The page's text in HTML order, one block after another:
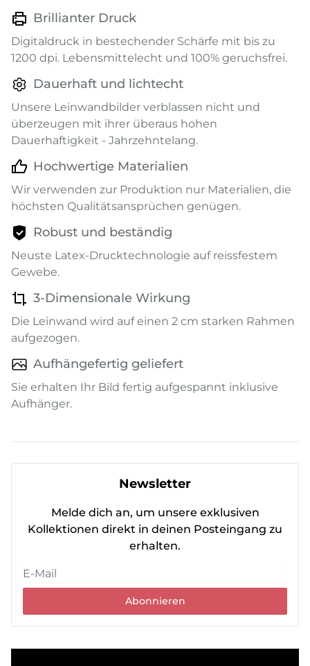
Brillianter Druck
Digitaldruck in bestechender Schärfe mit bis zu
1200 dpi. Lebensmittelecht und 100% geruchsfrei.
Dauerhaft und lichtecht
Unsere Leinwandbilder verblassen nicht und
überzeugen mit ihrer überaus hohen
Dauerhaftigkeit - Jahrzehntelang.
Hochwertige Materialien
Wir verwenden zur Produktion nur Materialien, die
höchsten Qualitätsansprüchen genügen.
Robust und beständig
Neuste Latex-Drucktechnologie auf reissfestem
Gewebe.
3-Dimensionale Wirkung
Die Leinwand wird auf einen 2 cm starken Rahmen
aufgezogen.
Aufhängefertig geliefert
Sie erhalten Ihr Bild fertig aufgespannt inklusive
Aufhänger.
Newsletter
Melde dich an, um unsere exklusiven
Kollektionen direkt in deinen Posteingang zu
erhalten.
Abonnieren